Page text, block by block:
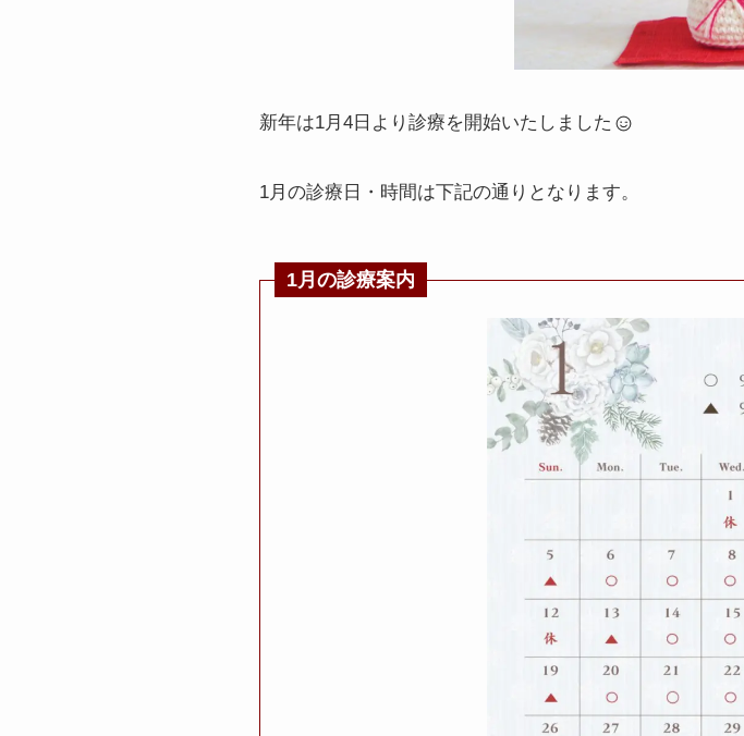
新年は1月4日より診療を開始いたしました
1月の診療日・時間は下記の通りとなります。
1月の診療案内